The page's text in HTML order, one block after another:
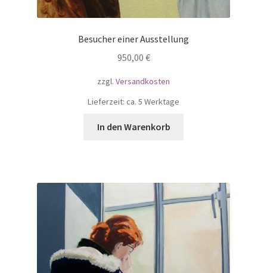
Besucher einer Ausstellung
950,00 €
zzgl. Versandkosten
Lieferzeit: ca. 5 Werktage
In den Warenkorb